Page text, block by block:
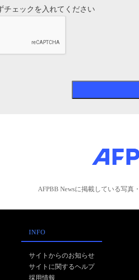
チェックを入れてください
AFPBB Newsに掲載している写真
INFO
サイトからのお知らせ
サイトに関するヘルプ
採用情報